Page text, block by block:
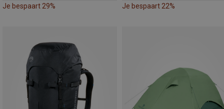
Je bespaart 29% Je bespaart 22%